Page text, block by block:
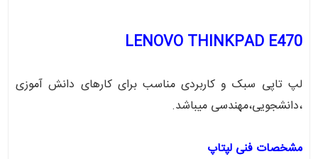
LENOVO THINKPAD E470
لپ تاپی سبک و کاربردی مناسب برای کارهای دانش آموزی
،دانشجویی،مهندسی میباشد.
مشخصات فنی لپتاپ